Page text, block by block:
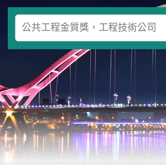
查
條